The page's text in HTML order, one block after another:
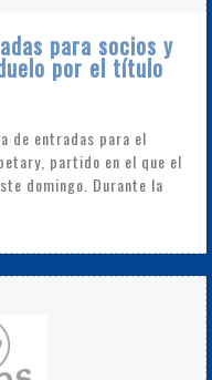
para socios y
por el título
de entradas para el
partido en el que el
domingo. Durante la